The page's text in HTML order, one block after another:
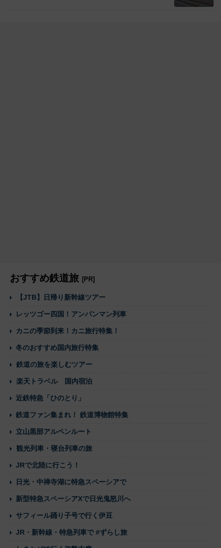
おすすめ鉄道旅 [PR]
【JTB】日帰り新幹線ツアー
レッツゴー四国！アンパンマン列車
カニの季節到来！カニ旅行特集！
冬のおすすめ国内旅行特集
鉄道の旅を楽しむツアー
楽天トラベル 国内宿泊
近鉄特急「ひのとり」
鉄道ファン集まれ！ 鉄道博物館特集
立山黒部アルペンルート
観光列車・寝台列車の旅
JRで北陸に行こう！
日光・中禅寺湖に特急スペーシアで
新型特急スペーシアXで日光鬼怒川へ
サフィール踊り子号で行く伊豆
JR・新幹線・特急列車で #ずらし旅